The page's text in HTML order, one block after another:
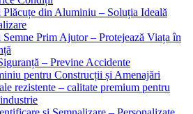
Plăcuțe din Aluminiu – Soluția Ideală
Semne Prim Ajutor – Protejează Viața în
– Previne Accidente
pentru Construcții și Amenajări
rezistente – calitate premium pentru